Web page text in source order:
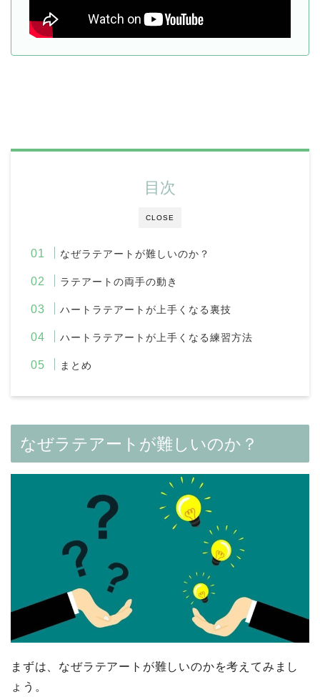
CLOSE
目次
なぜラテアートが難しいのか？
ラテアートの両手の動き
ハートラテアートが上手くなる裏技
ハートラテアートが上手くなる練習方法
まとめ
なぜラテアートが難しいのか？
まずは、なぜラテアートが難しいのかを考えてみまし
ょう。